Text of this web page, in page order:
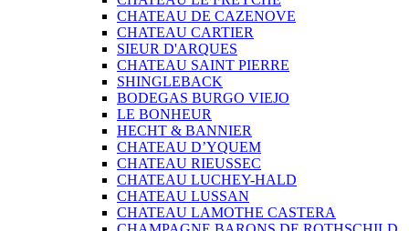
CHATEAU DE CAZENOVE
CHATEAU CARTIER
SIEUR D'ARQUES
CHATEAU SAINT PIERRE
SHINGLEBACK
BODEGAS BURGO VIEJO
LE BONHEUR
HECHT & BANNIER
CHATEAU D’YQUEM
CHATEAU RIEUSSEC
CHATEAU LUCHEY-HALD
CHATEAU LUSSAN
CHATEAU LAMOTHE CASTERA